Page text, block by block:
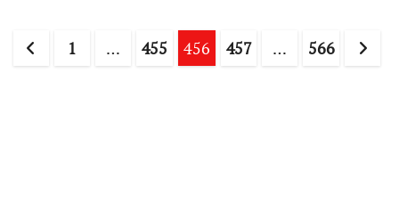
Paginación
1 … 455 456 457 … 566